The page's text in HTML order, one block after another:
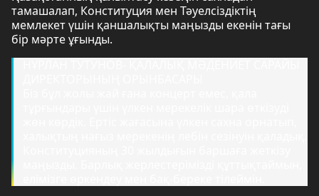
тамашалап, Конституция мен Тәуелсіздіктің
мемлекет үшін қаншалықты маңызды екенін тағы
бір мәрте ұғынды.